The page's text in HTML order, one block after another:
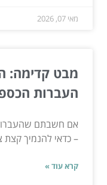
מאי 07, 2026
מבט קדימה:
העברות
אם חשבתם שהעברות
– כדאי להנמיך קצת
קרא עוד »